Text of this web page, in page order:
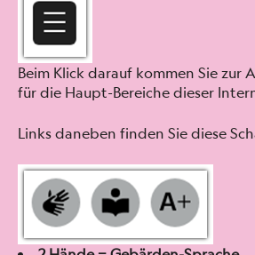
Beim Klick darauf kom­men Sie zur
für die Haupt-Bere­iche dieser
Links daneben find­en Sie diese